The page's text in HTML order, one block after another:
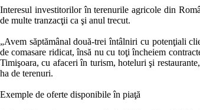
Interesul investitorilor în terenurile agricole din
de multe tranzacţii ca şi anul trecut.
„Avem săptămânal două-trei întâlniri cu potenţiali
de comasare ridicat, însă nu cu toţi încheiem
Timişoara, cu afaceri în turism, hoteluri şi
ha de terenuri.
Exemple de oferte disponibile în piaţă